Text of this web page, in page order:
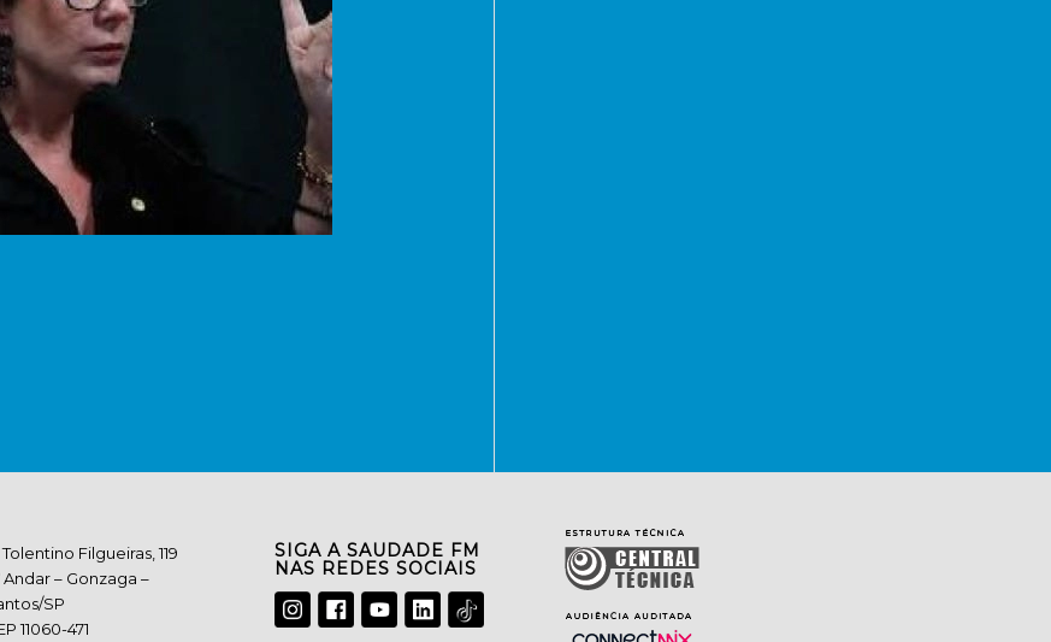
Tolentino Filgueiras, 119
Andar – Gonzaga –
SP
11060-471
SIGA A SAUDADE FM
NAS REDES SOCIAIS